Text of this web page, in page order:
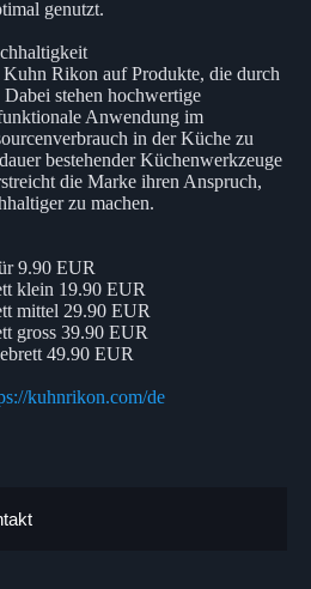
genutzt.
Rikon auf Produkte, die durch
stehen hochwertige
Anwendung im
in der Küche zu
bestehender Küchenwerkzeuge
die Marke ihren Anspruch,
zu machen.
9.90 EUR
klein 19.90 EUR
mittel 29.90 EUR
gross 39.90 EUR
49.90 EUR
kuhnrikon.com/de